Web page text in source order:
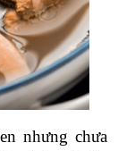
nhưng chưa